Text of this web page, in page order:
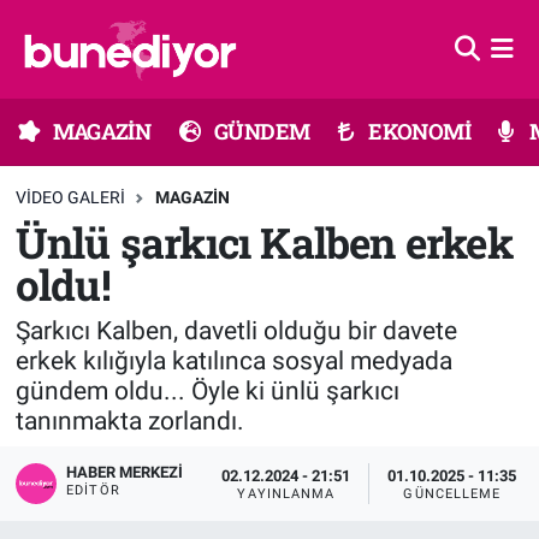
MAGAZİN GÜNDEM EKONOMİ
VIDEO GALERI MAGAZIN
Ünlü şarkıcı Kalben erkek
oldu!
Şarkıcı Kalben, davetli olduğu bir davete
erkek kılığıyla katılınca sosyal medyada
gündem oldu... Öyle ki ünlü şarkıcı
tanınmakta zorlandı.
HABER MERKEZI
EDITÖR
02.12.2024 - 21:51
YAYINLANMA
01.10.2025 - 11:35
GÜNCELLEME
Gündem
Moda
Kültür Sanat
Magazin
MÜZİK
MODA
SAĞLIK
TEKNOLOJİ
Tüm Manşetler
Son Dakika Haberleri
Haber Arşivi